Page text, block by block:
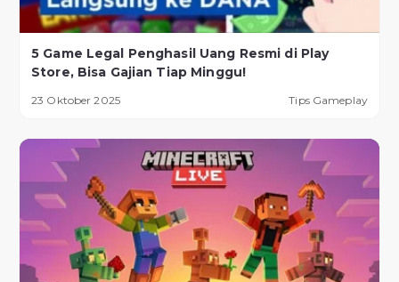
5 Game Legal Penghasil Uang Resmi di Play
Store, Bisa Gajian Tiap Minggu!
23 Oktober 2025 Tips Gameplay